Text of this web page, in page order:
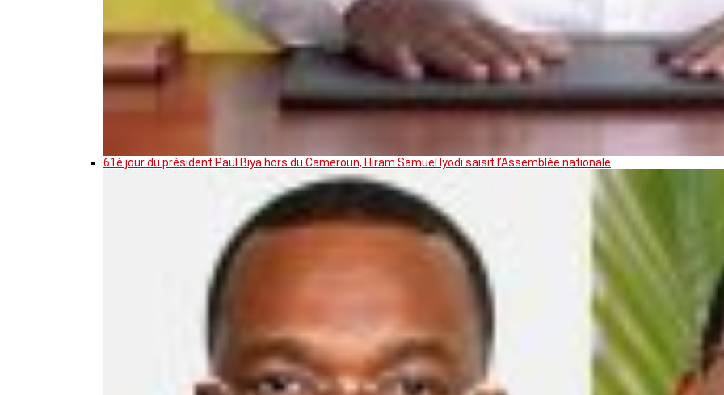
61è jour du président Paul Biya hors du Cameroun, Hiram Samuel Iyodi saisit l’Assemblée nationale